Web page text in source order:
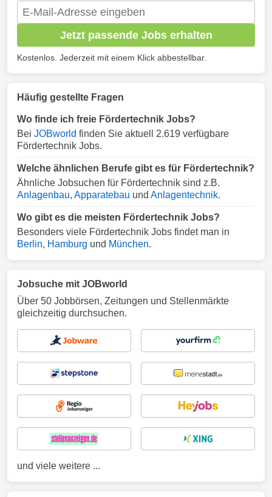
Jetzt passende Jobs erhalten
Kostenlos. Jederzeit mit einem Klick abbestellbar.
Häufig gestellte Fragen
Wo finde ich freie Fördertechnik Jobs?
Bei JOBworld finden Sie aktuell 2.619 verfügbare
Fördertechnik Jobs.
Welche ähnlichen Berufe gibt es für Fördertechnik?
Ähnliche Jobsuchen für Fördertechnik sind z.B.
Anlagenbau, Apparatebau und Anlagentechnik.
Wo gibt es die meisten Fördertechnik Jobs?
Besonders viele Fördertechnik Jobs findet man in
Berlin, Hamburg und München.
Jobsuche mit JOBworld
Über 50 Jobbörsen, Zeitungen und Stellenmärkte
gleichzeitig durchsuchen.
und viele weitere ...